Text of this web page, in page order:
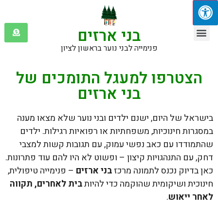
בני ארזים
פנימייה לבני נוער בראשון לציון
הצטרפו למעגל התומכים של
בני ארזים
בישראל של היום, ישנם ילדים ובני נוער שלא מצאו מענה
במסגרות חינוכיות, משפחתיות או רפואיות רגילות. ילדים
שהתמודדו עם כאב נפשי עמוק, עם תגובות קשות למצבי
דחק, עם התנהגויות קיצון – ופשוט לא היו להם עוד פתרונות.
כאן בדיוק נכנס לתמונה מרכזבני ארזים – פנימייה טיפולית,
חינוכית ושיקומית שהוקמה כדי להיותבית לאחרים, תקווה
לאחר ייאוש.